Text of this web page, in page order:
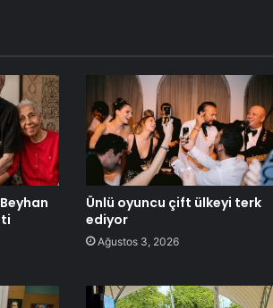
Ünlü oyuncu çift ülkeyi terk
ediyor
Ağustos 3, 2026